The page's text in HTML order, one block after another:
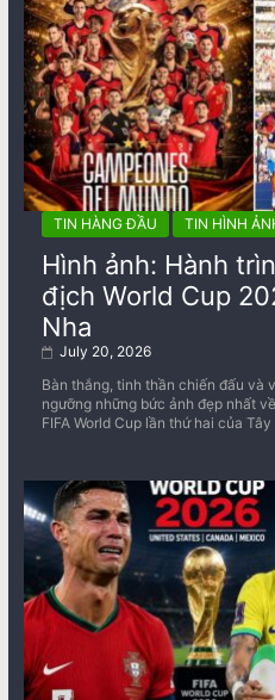
TIN HÀNG ĐẦU TIN HÌNH
Hình ảnh: Hành
địch World Cup
Nha
July 20, 2026
Bàn thắng, tinh thần chiến đấu và
ngưỡng những bức ảnh đẹp nhất
FIFA World Cup lần thứ hai của Tây